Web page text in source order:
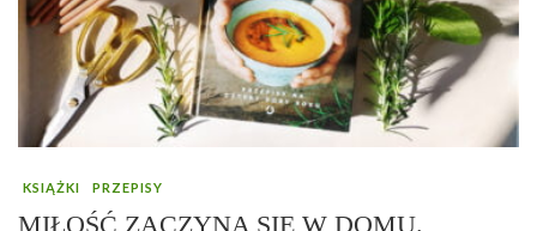
KSIĄŻKI PRZEPISY
MIŁOŚĆ ZACZYNA SIĘ W DOMU.